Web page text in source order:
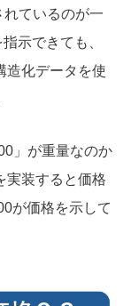
ているのが一
示できても、
造化データを使
」が重量なのか
実装すると価格
が価格を示して